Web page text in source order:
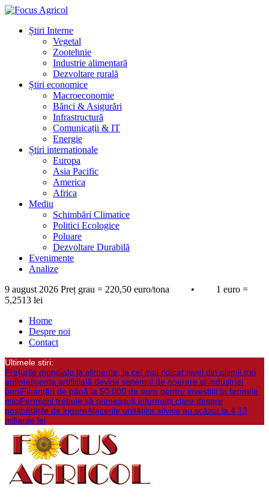
Știri Interne
Vegetal
Zootehnie
Industrie alimentară
Dezvoltare rurală
Știri economice
Macroeconomie
Bănci & Asigurări
Infrastructură
Comunicații & IT
Energie
Știri internationale
Europa
Asia Pacific
America
Africa
Mediu
Schimbări Climatice
Politici Ecologice
Poluare
Dezvoltare Durabilă
Evenimente
Analize
9 august 2026 Preț grau = 220,50 euro/tona • 1 euro =
5,2513 lei
Home
Despre noi
Contact
Ultimele stiri:
Prețurile mondiale la alimente, la cel mai ridicat nivel din ultimii trei
aniInteligența artificială devine sistemul de operare al industriei
beriiFinanțări de până la 50.000 de euro pentru investiții în fermele
miciFermierii trebuie să primească informații clare despre
posibilitățile de irigareAfacerile unităților silvice au scăzut la 4,13
miliarde lei